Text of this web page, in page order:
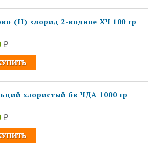
(II) хлорид 2-водное ХЧ 100 гр
₽
хлористый бв ЧДА 1000 гр
₽